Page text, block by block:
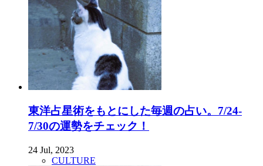
東洋占星術をもとにした毎週の占い。7/24-
7/30の運勢をチェック！
24 Jul, 2023
CULTURE